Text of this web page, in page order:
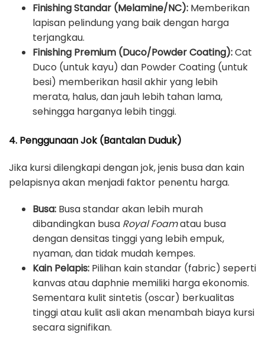
Finishing Standar (Melamine/NC): Memberikan
lapisan pelindung yang baik dengan harga
terjangkau.
Finishing Premium (Duco/Powder Coating):Cat
Duco (untuk kayu) dan Powder Coating (untuk
besi) memberikan hasil akhir yang lebih
merata, halus, dan jauh lebih tahan lama,
sehingga harganya lebih tinggi.
4. Penggunaan Jok (Bantalan Duduk)
Jika kursi dilengkapi dengan jok, jenis busa dan kain
pelapisnya akan menjadi faktor penentu harga.
Busa: Busa standar akan lebih murah
dibandingkan busa Royal Foamatau busa
dengan densitas tinggi yang lebih empuk,
nyaman, dan tidak mudah kempes.
Kain Pelapis: Pilihan kain standar (fabric) seperti
kanvas atau daphnie memiliki harga ekonomis.
Sementara kulit sintetis (oscar) berkualitas
tinggi atau kulit asli akan menambah biaya kursi
secara signifikan.